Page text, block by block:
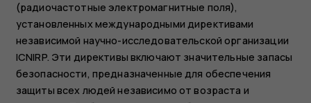
(радиочастотные электромагнитные поля),
установленных международными директивами
независимой научно-исследовательской организации
ICNIRP. Эти директивы включают значительные запасы
безопасности, предназначенные для обеспечения
защиты всех людей независимо от возраста и